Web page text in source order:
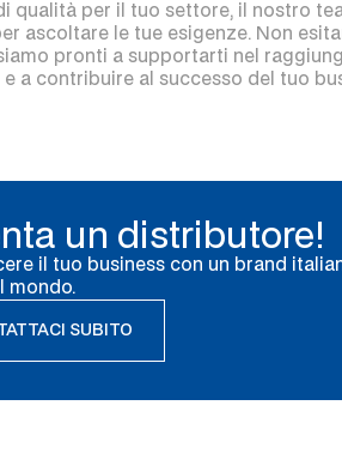
qualità per il tuo settore, il nostro
ascoltare le tue esigenze. Non
pronti a supportarti nel
a contribuire al successo del tuo
un distributore!
il tuo business con un brand
mondo.
SUBITO